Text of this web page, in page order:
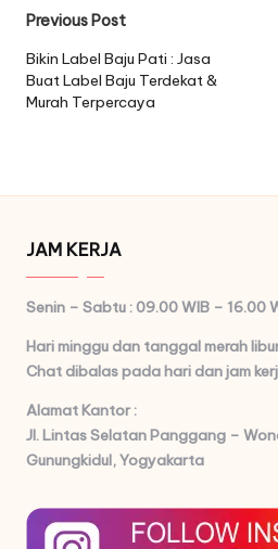
Post
navigation
Previous Post
Bikin Label Baju Pati : Jasa
Buat Label Baju Terdekat &
Murah Terpercaya
JAM KERJA
Senin – Sabtu : 09.00 WIB – 16.00
Hari minggu dan tanggal merah
Chat dibalas pada hari dan jam
Alamat Kantor :
Jl. Lintas Selatan Panggang –
Gunungkidul, Yogyakarta